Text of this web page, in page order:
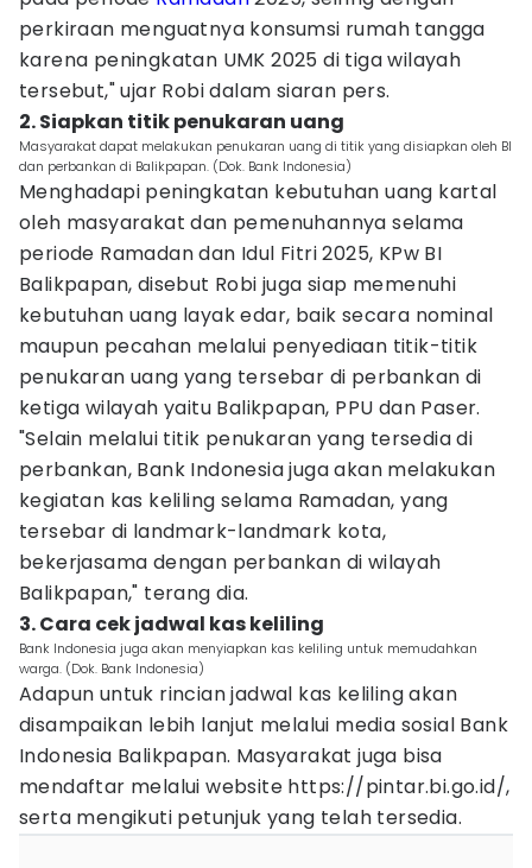
perkiraan menguatnya konsumsi rumah tangga
karena peningkatan UMK 2025 di tiga wilayah
tersebut," ujar Robi dalam siaran pers.
2. Siapkan titik penukaran uang
Masyarakat dapat melakukan penukaran uang di titik yang disiapkan oleh BI
dan perbankan di Balikpapan. (Dok. Bank Indonesia)
Menghadapi peningkatan kebutuhan uang kartal
oleh masyarakat dan pemenuhannya selama
periode Ramadan dan Idul Fitri 2025, KPw BI
Balikpapan, disebut Robi juga siap memenuhi
kebutuhan uang layak edar, baik secara nominal
maupun pecahan melalui penyediaan titik-titik
penukaran uang yang tersebar di perbankan di
ketiga wilayah yaitu Balikpapan, PPU dan Paser.
"Selain melalui titik penukaran yang tersedia di
perbankan, Bank Indonesia juga akan melakukan
kegiatan kas keliling selama Ramadan, yang
tersebar di landmark-landmark kota,
bekerjasama dengan perbankan di wilayah
Balikpapan," terang dia.
3. Cara cek jadwal kas keliling
Bank Indonesia juga akan menyiapkan kas keliling untuk memudahkan
warga. (Dok. Bank Indonesia)
Adapun untuk rincian jadwal kas keliling akan
disampaikan lebih lanjut melalui media sosial Bank
Indonesia Balikpapan. Masyarakat juga bisa
mendaftar melalui website https://pintar.bi.go.id/,
serta mengikuti petunjuk yang telah tersedia.